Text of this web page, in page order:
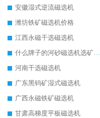
安徽湿式逆流磁选机
潍坊铁矿磁选机价格
江西永磁干选磁选机
什么牌子的河砂磁选机选矿效果好
河南干选磁选机
广东黑钨矿湿式磁选机
广西永磁铁矿磁选机
甘肃高梯度平板磁选机